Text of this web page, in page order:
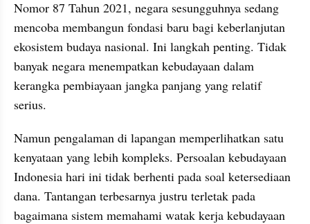
Nomor 87 Tahun 2021, negara sesungguhnya sedang
mencoba membangun fondasi baru bagi keberlanjutan
ekosistem budaya nasional. Ini langkah penting. Tidak
banyak negara menempatkan kebudayaan dalam
kerangka pembiayaan jangka panjang yang relatif
serius.
Namun pengalaman di lapangan memperlihatkan satu
kenyataan yang lebih kompleks. Persoalan kebudayaan
Indonesia hari ini tidak berhenti pada soal ketersediaan
dana. Tantangan terbesarnya justru terletak pada
bagaimana sistem memahami watak kerja kebudayaan